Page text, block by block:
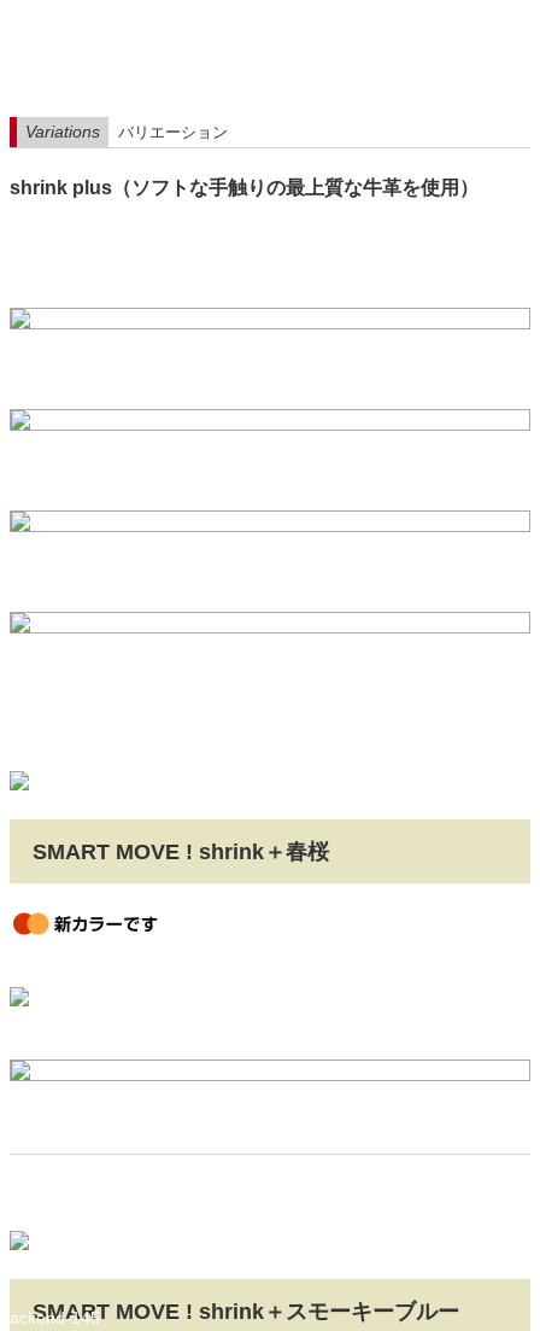
Variations バリエーション
shrink plus（ソフトな手触りの最上質な牛革を使用）
SMART MOVE ! shrink＋春桜
SMART MOVE ! shrink＋スモーキーブルー
backend-145